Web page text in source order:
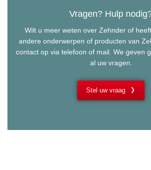
Vragen? Hulp
Wilt u meer weten over Zehnder of
andere onderwerpen of producten van
contact op via telefoon of mail. We geven
al uw vragen.
Stel uw vraag